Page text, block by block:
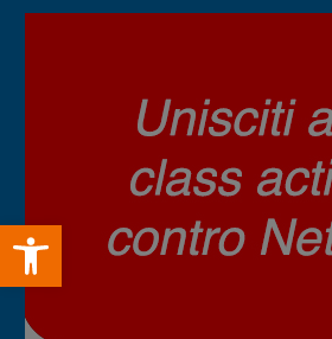
Open toolbar